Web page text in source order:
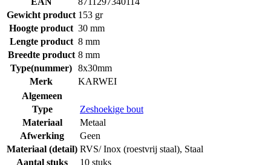
Gewicht product 153 gr
Hoogte product 30 mm
Lengte product 8 mm
Breedte product 8 mm
Type(nummer) 8x30mm
Merk
KARWEI
Algemeen
Type
Zeshoekige bout
Materiaal
Metaal
Afwerking
Geen
Materiaal (detail) RVS/ Inox (roestvrij staal), Staal
Aantal stuks
10 stuks